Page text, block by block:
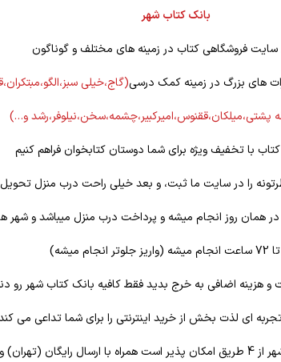
بانک کتاب شهر
سایت فروشگاهی کتاب در زمینه های مختلف و گوناگون
های بزرگ در زمینه کمک درسی(گاج،خیلی
پشتی،میلکان،ققنوس،امیرکبیر،چشمه،سخن،نیلوفر،رشد و…)
با تخفیف ویژه برای شما دوستان کتابخوان فراهم کنیم
را در سایت ما ثبت، و بعد خیلی راحت درب منزل تحویل
همان روز انجام میشه و پرداخت درب منزل میباشد و شهر
هزینه اضافی به خرج بدید فقط کافیه بانک کتاب شهر رو
ای لذت بخش از خرید اینترنتی را برای شما تداعی می
و تخفیف ویژه